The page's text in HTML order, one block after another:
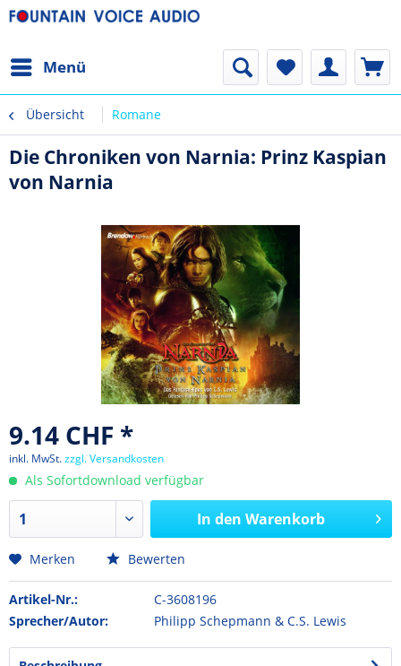
Menü
Übersicht Romane
Die Chroniken von Narnia: Prinz Kaspian
von Narnia
9.14 CHF *
inkl. MwSt.zzgl. Versandkosten
Als Sofortdownload verfügbar
In den Warenkorb
Merken Bewerten
Artikel-Nr.:
C-3608196
Sprecher/Autor:
Philipp Schepmann & C.S. Lewis